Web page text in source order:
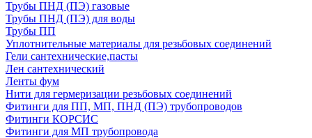
Трубы ПНД (ПЭ) газовые
Трубы ПНД (ПЭ) для воды
Трубы ПП
Уплотнительные материалы для резьбовых соединений
Гели сантехнические,пасты
Лен сантехнический
Ленты фум
Нити для гермеризации резьбовых соединений
Фитинги для ПП, МП, ПНД (ПЭ) трубопроводов
Фитинги КОРСИС
Фитинги для МП трубопровода